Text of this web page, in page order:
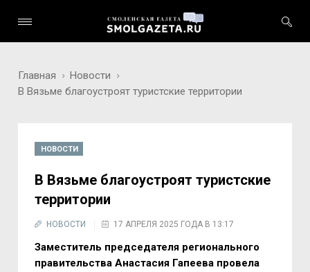
Главная
Новости
В Вязьме благоустроят туристские территории
НОВОСТИ
В Вязьме благоустроят туристские
территории
НОВОСТИ 17 АПРЕЛЯ 2025 ГОДА В 13:17
Заместитель председателя регионального
правительства Анастасия Гапеева провела